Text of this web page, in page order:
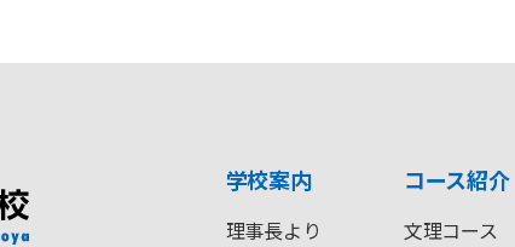
学校案内
理事長より
コース紹介
文理コース